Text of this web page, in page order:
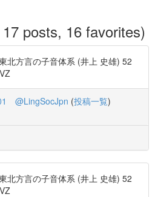
posts, 16 favorites)
北方言の子音体系 (井上 史雄) 52
@LingSocJpn (投稿一覧)
北方言の子音体系 (井上 史雄) 52